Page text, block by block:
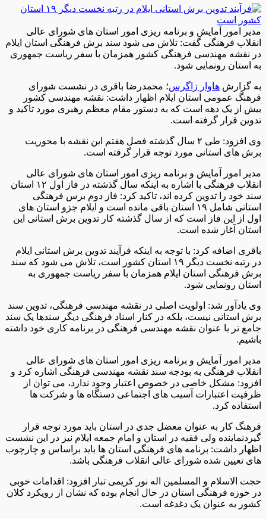
مدیر امور آمایش و برنامه ریزی امور استان های شورای عالی
انقلاب فرهنگی گفت: تلاش می شود سند برش فرهنگی استان ایلام
در نقشه مهندسی فرهنگی کشور همزمان با سفر ریاست جمهوری
به استان رونمایی شود.
به گزارش هاوار زاگرس؛ محمدرضا باقری در نشست شورای
فرهنگ عمومی استان ایلام اظهار داشت: نقشه مهندسی کشور
بیش از یک دهه است که به دستور مقام معظم رهبری مورد تاکید و
تدوین قرار گرفته است.
وی افزود: طی ۲ سال گذشته فصل هفتم این نقشه با محوریت
برش های استانی مورد توجه قرار گرفته است.
مدیر امور آمایش و برنامه ریزی امور استان های شورای عالی
انقلاب فرهنگی با اشاره به اینکه سال گذشته در فاز اول ۱۲ استان
سند خود را تدوین کرده اند، تاکید کرد: فاز دوم برس فرهنگی
استانی شامل ۱۹ استان باقی مانده است و ایلام جزو استان های
اول از این فاز است که از سال گذشته کار تدوین برش استانی این
استان آغاز شده است.
باقری اضافه کرد: با توجه به اینکه فرآیند تدوین برش استانی ایلام
در رتبه نخست دیگر ۱۹ استان کشور است، تلاش می شود که سند
برش فرهنگی استان ایلام همزمان با سفر ریاست جمهوری به
استان رونمایی شود.
وی یادآور شد: اولویت اصلی در نقشه مهندسی فرهنگی، تدوین سند
برش استانی نیست، بلکه در کنار اسناد فرهنگی دیگر سندها یک سند
جامع تر با عنوان نقشه مهندسی فرهنگی در برنامه کاری خود داشته
باشیم.
مدیر امور آمایش و برنامه ریزی امور استان های شورای عالی
انقلاب فرهنگی به بودجه سند نقشه مهندسی فرهنگی اشاره کرد و
افزود: مشکل خاصی در خصوص اعتبار وجود ندارد، می توان از
ظرفیت اعتبارات آسیب های اجتماعی دستگاه ها و شرکت ها
استفاده کرد.
فرهنگ کار به عنوان معضل جدی در استان باید مورد توجه قرار
گیردنماینده ولی فقیه در استان و امام جمعه ایلام نیز در این نشست
اظهار داشت: برنامه های فرهنگی استان ها باید براساس و چارچوب
های تعیین شده شورای عالی انقلاب فرهنگی باشد.
حجت الاسلام و المسلمین اله نور کریمی تبار افزود: اقدامات خوبی
در حوزه فرهنگی استان در حال انجام بوده که نشان از رویکرد کلان
کشور به عنوان یک دغدغه است.